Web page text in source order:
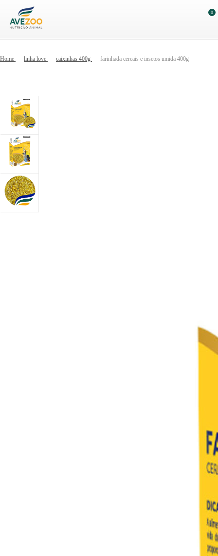
0
Home linha love caixinhas 400g farinhada cereais e insetos umida 400g